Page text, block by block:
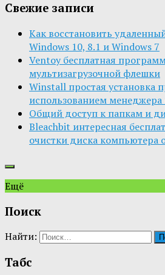
Свежие записи
Как восстановить
Windows 10, 8.1 и Windows 7
Ventoy бесплатная
мультизагрузочной флешки
Winstall простая установка
использованием менеджера
Общий доступ к папкам и
Bleachbit интересная
очистки диска компьютера
Ещё
Поиск
Найти:
Табс